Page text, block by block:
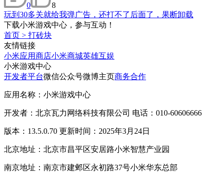
0
8
玩到30多关就给我弹广告，还打不了后面了，果断卸载
下载小米游戏中心，参与互动！
首页 > 打砖块
友情链接
小米应用商店小米商城英雄互娱
小米游戏中心
开发者平台微信公众号微博主页商务合作
应用名称：小米游戏中心
开发者：北京瓦力网络科技有限公司 电话：010-60606666
版本：13.5.0.70 更新时间：2025年3月24日
北京地址：北京市昌平区安居路小米智慧产业园
南京地址：南京市建邺区永初路37号小米华东总部